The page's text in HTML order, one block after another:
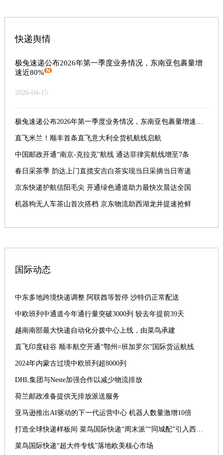
快递舆情
极兔速递公布2026年第一季度业务情况，东南亚包裹量增
速近80%
2026-04-15
极兔速递公布2026年第一季度业务情况，东南亚包裹量增速近80%
直飞米兰！顺丰首条直飞意大利全货机航线启航
中国邮政开通“南京-克拉克”航线 通达菲律宾航线增至7条
春日采茶季 韵达上门直揽安吉白茶实现当日采摘当日寄递
京东快递护航信阳毛尖 开通绿色通道助力最快次晨达全国
机器狗无人车茶山首次搭档 京东物流助西湖龙井提速抢鲜
国际动态
中东多地跨境快递调整 阿联酋等暂停 沙特仍正常配送
中欧班列中通道今年通行量突破3000列 较去年提前39天
越南南部最大快递自动化分拨中心上线，由菜鸟承建
直飞印度硅谷 顺丰航空开通“鄂州=班加罗尔”国际货运航线
2024年内蒙古过境中欧班列超8000列
DHL集团与Neste加强合作以减少物流排放
荷兰邮政准备提供无排放派送服务
亚马逊推出AI驱动的下一代运营中心 机器人数量激增10倍
打造全球快递样板间 菜鸟国际快递“周末派”“同城配”引入西班牙
菜鸟国际快递“超大件专线”落地欧美核心市场